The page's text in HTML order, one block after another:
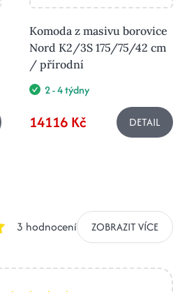
Komoda z masivu borovice
Nord K2/3S 175/75/42 cm
/ přírodní
2 - 4 týdny
14116 Kč DETAIL
3 hodnocení ZOBRAZIT VÍCE